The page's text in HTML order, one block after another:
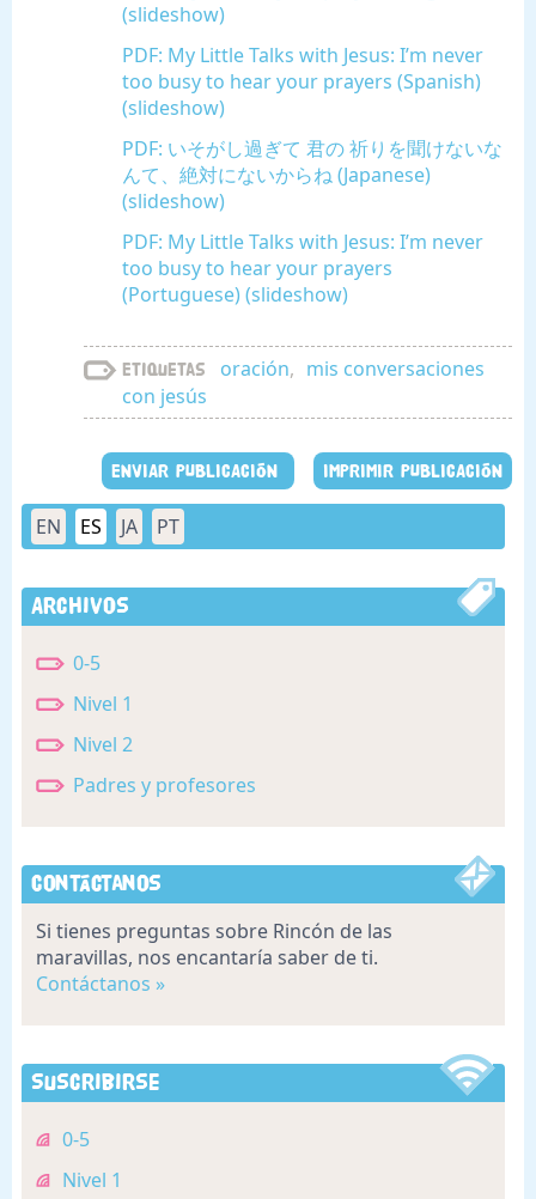
(slideshow)
PDF: My Little Talks with Jesus: I’m never
too busy to hear your prayers (Spanish)
(slideshow)
PDF: いそがし過ぎて 君の 祈りを聞けないな
んて、絶対にないからね (Japanese)
(slideshow)
PDF: My Little Talks with Jesus: I’m never
too busy to hear your prayers
(Portuguese) (slideshow)
Etiquetas oración, mis conversaciones
con jesús
ENVIAR PUBLICACIÓN IMPRIMIR PUBLICACIÓN
EN ES JA PT
Archivos
0-5
Nivel 1
Nivel 2
Padres y profesores
Contáctanos
Si tienes preguntas sobre Rincón de las
maravillas, nos encantaría saber de ti.
Contáctanos »
Suscribirse
0-5
Nivel 1